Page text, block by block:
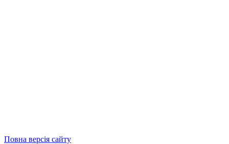
Повна версія сайту